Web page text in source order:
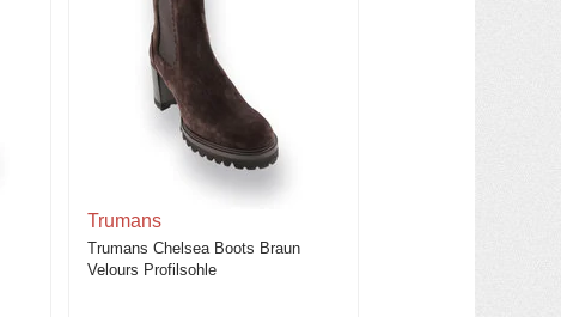
Trumans
Trumans Chelsea Boots Braun
Velours Profilsohle